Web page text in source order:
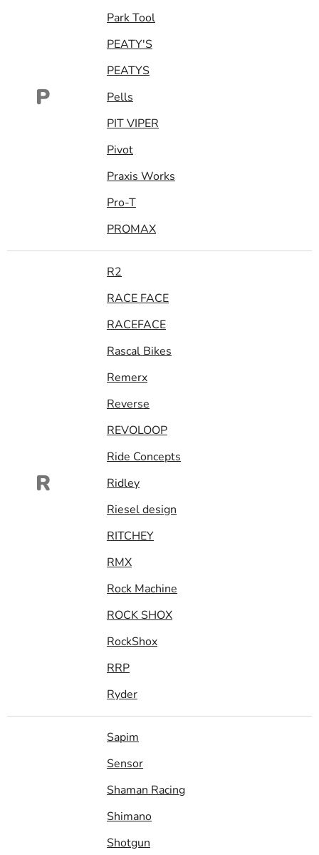
P
Park Tool
PEATY'S
PEATYS
Pells
PIT VIPER
Pivot
Praxis Works
Pro-T
PROMAX
R
R2
RACE FACE
RACEFACE
Rascal Bikes
Remerx
Reverse
REVOLOOP
Ride Concepts
Ridley
Riesel design
RITCHEY
RMX
Rock Machine
ROCK SHOX
RockShox
RRP
Ryder
Sapim
Sensor
Shaman Racing
Shimano
Shotgun